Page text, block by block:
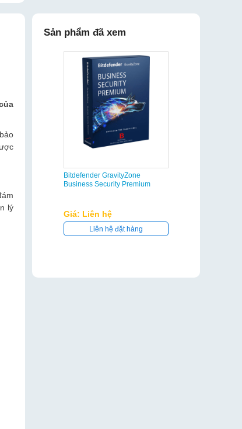
lý
Sản phẩm đã xem
Bitdefender GravityZone
Business Security Premium
Giá: Liên hệ
Liên hệ đặt hàng